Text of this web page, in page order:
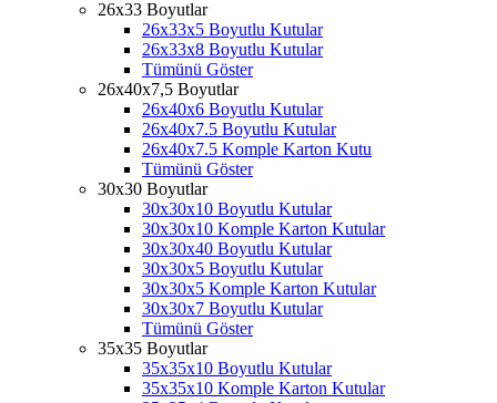
26x33 Boyutlar
26x33x5 Boyutlu Kutular
26x33x8 Boyutlu Kutular
Tümünü Göster
26x40x7,5 Boyutlar
26x40x6 Boyutlu Kutular
26x40x7.5 Boyutlu Kutular
26x40x7.5 Komple Karton Kutu
Tümünü Göster
30x30 Boyutlar
30x30x10 Boyutlu Kutular
30x30x10 Komple Karton Kutular
30x30x40 Boyutlu Kutular
30x30x5 Boyutlu Kutular
30x30x5 Komple Karton Kutular
30x30x7 Boyutlu Kutular
Tümünü Göster
35x35 Boyutlar
35x35x10 Boyutlu Kutular
35x35x10 Komple Karton Kutular